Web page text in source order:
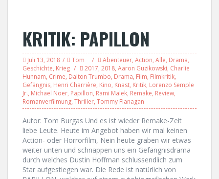
KRITIK: PAPILLON
Juli 13, 2018 Tom Abenteuer, Action, Alle, Drama,
Geschichte, Krieg 2017, 2018, Aaron Guzikowski, Charlie
Hunnam, Crime, Dalton Trumbo, Drama, Film, Filmkritik,
Gefängnis, Henri Charrière, Kino, Knast, Kritik, Lorenzo Semple
Jr., Michael Noer, Papillon, Rami Malek, Remake, Review,
Romanverfilmung, Thriller, Tommy Flanagan
Autor: Tom Burgas Und es ist wieder Remake-Zeit
liebe Leute. Heute im Angebot haben wir mal keinen
Action- oder Horrorfilm, Nein heute graben wir etwas
weiter unten und schnappen uns ein Gefängnisdrama
durch welches Dustin Hoffman schlussendlich zum
Star aufgestiegen war. Die Rede ist natürlich von